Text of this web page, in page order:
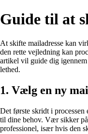
Guide til at
At skifte mailadresse kan
den rette vejledning kan
artikel vil guide dig
lethed.
1. Vælg en ny
Det første skridt i processen
til dine behov. Vær sikker
professionel, især hvis den